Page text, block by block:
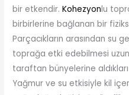
bir etkendir.Kohezyonlu
birbirlerine bağlanan bir
Parçacıkların arasından su
toprağa etki edebilmesi
taraftan bünyelerine
Yağmur ve su etkisiyle kil